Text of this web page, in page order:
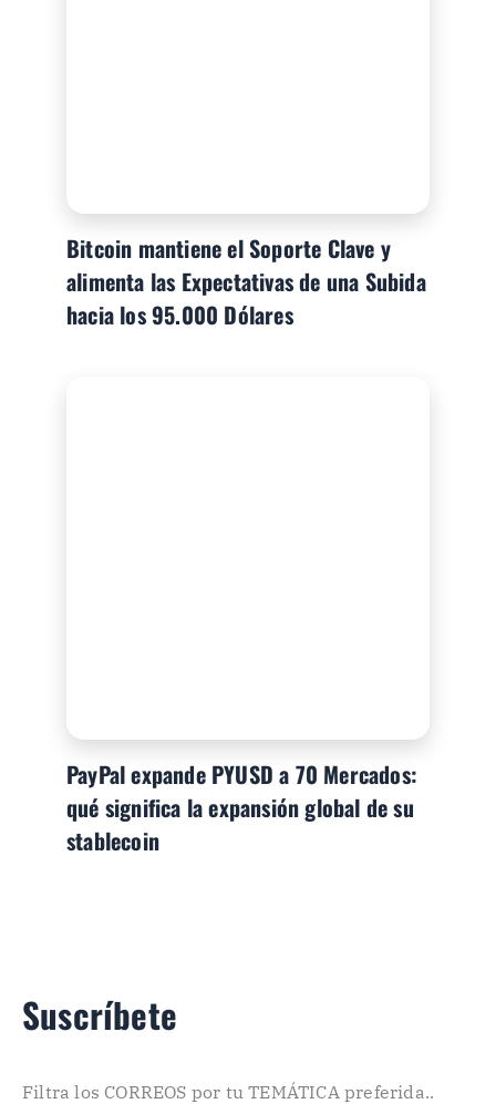
Bitcoin mantiene el Soporte Clave y
alimenta las Expectativas de una Subida
hacia los 95.000 Dólares
PayPal expande PYUSD a 70 Mercados:
qué significa la expansión global de su
stablecoin
Suscríbete
Filtra los CORREOS por tu TEMÁTICA preferida..